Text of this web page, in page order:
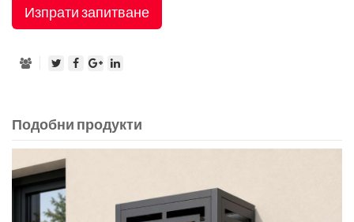
Изпрати запитване
Подобни продукти